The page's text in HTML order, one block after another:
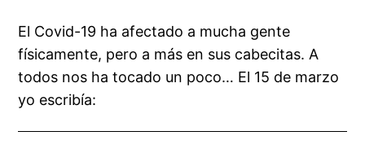
El Covid-19 ha afectado a mucha gente
físicamente, pero a más en sus cabecitas. A
todos nos ha tocado un poco… El 15 de marzo
yo escribía: